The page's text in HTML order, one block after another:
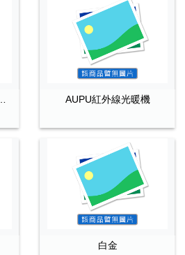
AUPU紅外線光暖機
白金